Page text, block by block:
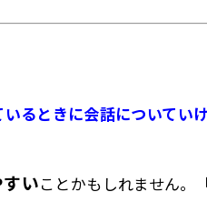
るときに会話についてい
いことかもしれません。